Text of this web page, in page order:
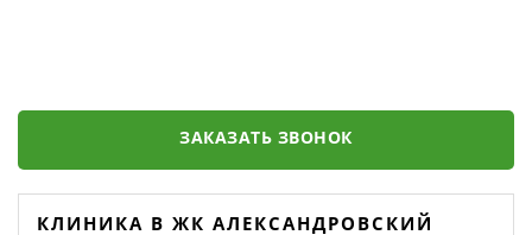
ЗАКАЗАТЬ ЗВОНОК
КЛИНИКА В ЖК АЛЕКСАНДРОВСКИЙ